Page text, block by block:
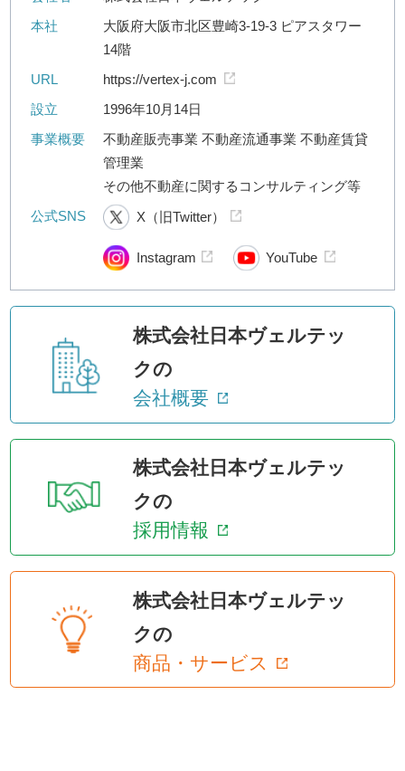
本社
大阪府大阪市北区豊崎3-19-3 ピアスタワー
14階
URL
https://vertex-j.com
設立
1996年10月14日
事業概要
不動産販売事業 不動産流通事業 不動産賃貸
管理業
その他不動産に関するコンサルティング等
公式SNS
X（旧Twitter）
Instagram YouTube
株式会社日本ヴェルテッ
クの
会社概要
株式会社日本ヴェルテッ
クの
採用情報
株式会社日本ヴェルテッ
クの
商品・サービス